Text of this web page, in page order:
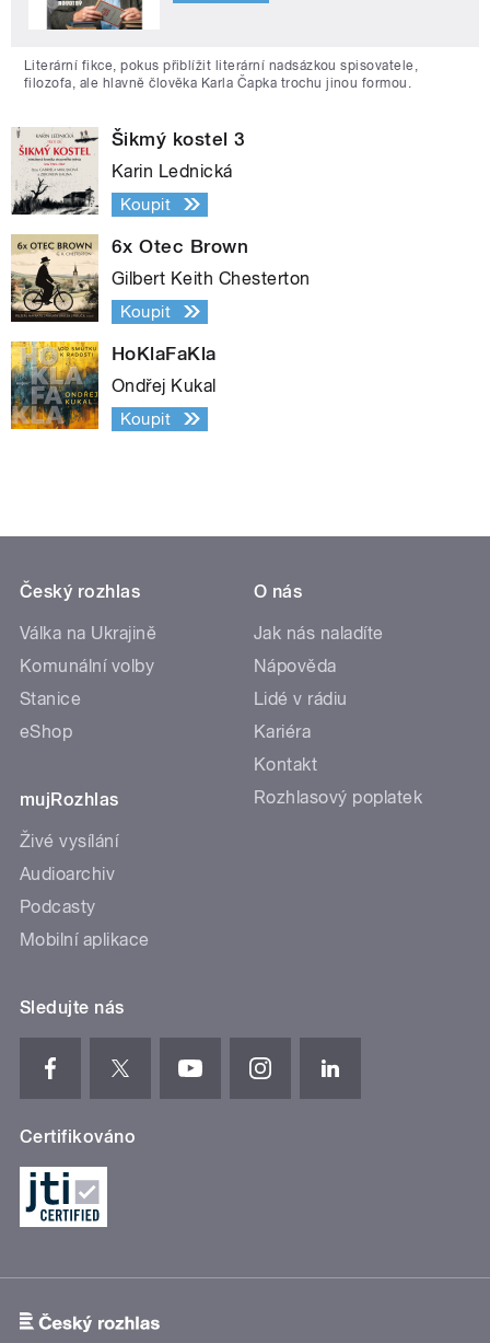
Literární fikce, pokus přiblížit literární nadsázkou spisovatele,
filozofa, ale hlavně člověka Karla Čapka trochu jinou formou.
Šikmý kostel 3
Karin Lednická
Koupit
6x Otec Brown
Gilbert Keith Chesterton
Koupit
HoKlaFaKla
Ondřej Kukal
Koupit
Český rozhlas
Válka na Ukrajině
Komunální volby
Stanice
eShop
mujRozhlas
Živé vysílání
Audioarchiv
Podcasty
Mobilní aplikace
O nás
Jak nás naladíte
Nápověda
Lidé v rádiu
Kariéra
Kontakt
Rozhlasový poplatek
Sledujte nás
Certifikováno